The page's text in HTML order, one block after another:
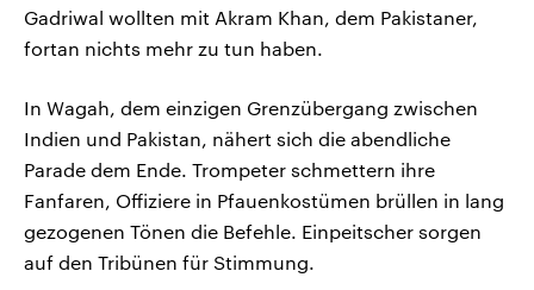
Gadriwal wollten mit Akram Khan, dem Pakistaner,
fortan nichts mehr zu tun haben.
In Wagah, dem einzigen Grenzübergang zwischen
Indien und Pakistan, nähert sich die abendliche
Parade dem Ende. Trompeter schmettern ihre
Fanfaren, Offiziere in Pfauenkostümen brüllen in lang
gezogenen Tönen die Befehle. Einpeitscher sorgen
auf den Tribünen für Stimmung.